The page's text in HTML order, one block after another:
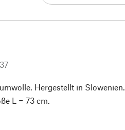
Hergestellt in Slowenien.
L = 73 cm.